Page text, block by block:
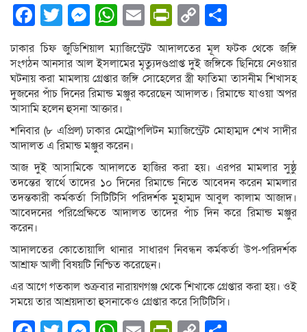
Facebook
Twitter
Messenger
WhatsApp
EmailPrintFriendly
Copy
Link
ঢাকার চিফ জুডিশিয়াল ম্যাজিস্ট্রেট আদালতের মূল ফটক থেকে জঙ্গি
সংগঠন আনসার আল ইসলামের মৃত্যুদণ্ডপ্রাপ্ত দুই জঙ্গিকে ছিনিয়ে নেওয়ার
ঘটনায় করা মামলায় গ্রেপ্তার জঙ্গি সোহেলের স্ত্রী ফাতিমা তাসনীম শিখাসহ
দুজনের পাঁচ দিনের রিমান্ড মঞ্জুর করেছেন আদালত। রিমান্ডে যাওয়া অপর
আসামি হলেন হুসনা আক্তার।
শনিবার (৮ এপ্রিল) ঢাকার মেট্রোপলিটন ম্যাজিস্ট্রেট মোহাম্মদ শেখ সাদীর
আদালত এ রিমান্ড মঞ্জুর করেন।
আজ দুই আসামিকে আদালতে হাজির করা হয়। এরপর মামলার সুষ্ঠু
তদন্তের স্বার্থে তাদের ১০ দিনের রিমান্ডে নিতে আবেদন করেন মামলার
তদন্তকারী কর্মকর্তা সিটিটিসি পরিদর্শক মুহাম্মদ আবুল কালাম আজাদ।
আবেদনের পরিপ্রেক্ষিতে আদালত তাদের পাঁচ দিন করে রিমান্ড মঞ্জুর
করেন।
আদালতের কোতোয়ালি থানার সাধারণ নিবন্ধন কর্মকর্তা উপ-পরিদর্শক
আশ্রাফ আলী বিষয়টি নিশ্চিত করেছেন।
এর আগে গতকাল শুক্রবার নারায়ণগঞ্জ থেকে শিখাকে গ্রেপ্তার করা হয়। ওই
সময়ে তার আশ্রয়দাতা হুসনাকেও গ্রেপ্তার করে সিটিটিসি।